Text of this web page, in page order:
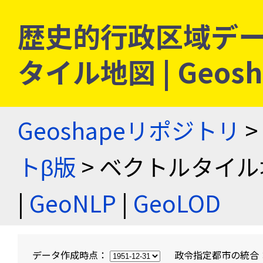
歴史的行政区域デ
タイル地図 |
Geoshapeリポジトリ >
トβ版 > ベクトルタイ
| GeoNLP | GeoLOD
データ作成時点： 政令指定都市の統